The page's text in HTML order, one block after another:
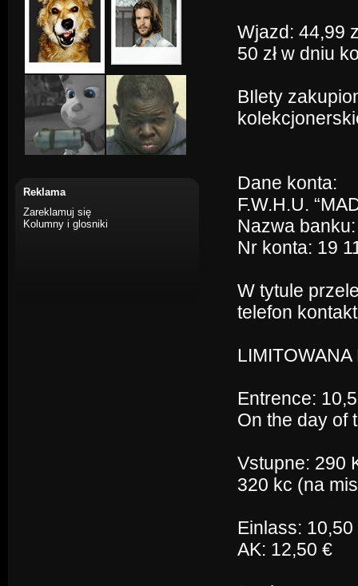
Reklama
Zareklamuj się
Kolumny i glosniki
Wjazd: 44,99
50 zł w dniu
BIlety
Dane konta:
F.W.H.U.
Nazwa
Nr konta: 19
W tytule
telefon
Entrence:
On the day of
Vstupne: 290
320 kc (na
Einlass:
AK: 12,50 €